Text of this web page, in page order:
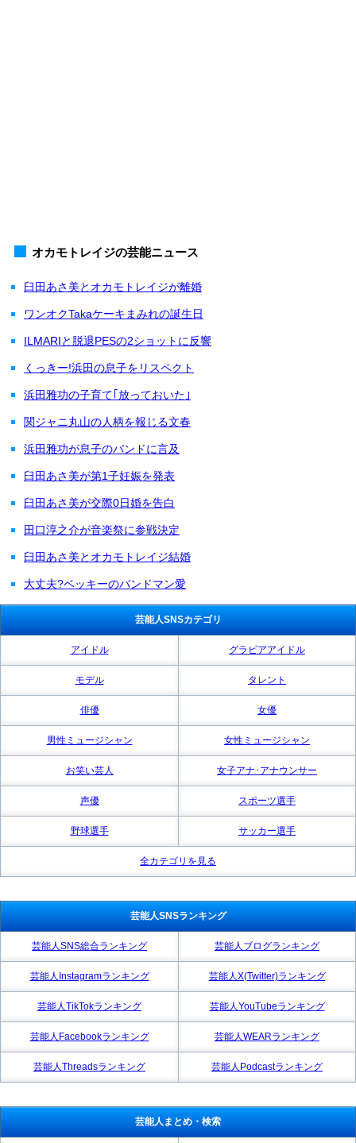
オカモトレイジの芸能ニュース
臼田あさ美とオカモトレイジが離婚
ワンオクTakaケーキまみれの誕生日
ILMARIと脱退PESの2ショットに反響
くっきー!浜田の息子をリスペクト
浜田雅功の子育て｢放っておいた｣
関ジャニ丸山の人柄を報じる文春
浜田雅功が息子のバンドに言及
臼田あさ美が第1子妊娠を発表
臼田あさ美が交際0日婚を告白
田口淳之介が音楽祭に参戦決定
臼田あさ美とオカモトレイジ結婚
大丈夫?ベッキーのバンドマン愛
芸能人SNSカテゴリ
アイドル グラビアアイドル
モデル タレント
俳優 女優
男性ミュージシャン 女性ミュージシャン
お笑い芸人 女子アナ･アナウンサー
声優 スポーツ選手
野球選手 サッカー選手
全カテゴリを見る
芸能人SNSランキング
芸能人SNS総合ランキング 芸能人ブログランキング
芸能人Instagramランキング 芸能人X(Twitter)ランキング
芸能人TikTokランキング 芸能人YouTubeランキング
芸能人Facebookランキング 芸能人WEARランキング
芸能人Threadsランキング 芸能人Podcastランキング
芸能人まとめ・検索